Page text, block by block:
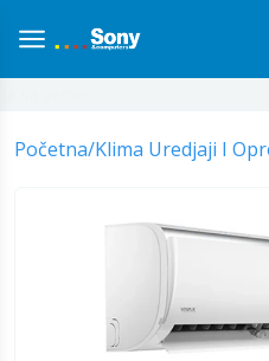
Početna/Klima Uredjaji I